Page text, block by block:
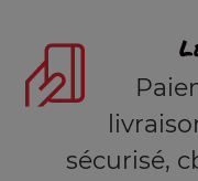
sécurisé,